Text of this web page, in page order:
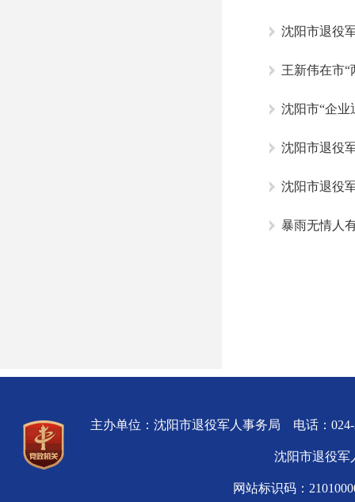
王新伟在市“
沈阳市“企业
沈阳市退役
沈阳市退役
暴雨无情人
主办单位：沈阳市退役军人事务局 电话：
沈阳市退役军
网站标识码：